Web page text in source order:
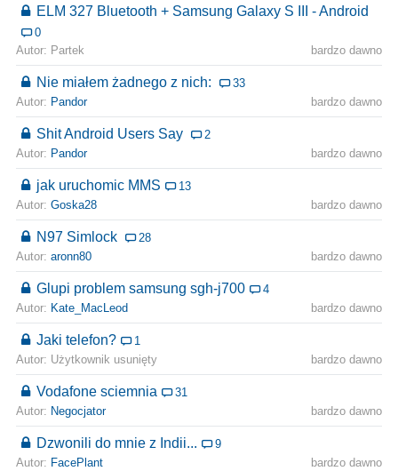
ELM 327 Bluetooth + Samsung Galaxy S III - Android
0
Autor: Partek
bardzo dawno
Nie miałem żadnego z nich:
33
Autor: Pandor bardzo dawno
Shit Android Users Say
2
Autor: Pandor bardzo dawno
jak uruchomic MMS
13
Autor: Goska28 bardzo dawno
N97 Simlock
28
Autor: aronn80 bardzo dawno
Glupi problem samsung sgh-j700
4
Autor: Kate_MacLeod bardzo dawno
Jaki telefon?
1
Autor: Użytkownik usunięty
bardzo dawno
Vodafone sciemnia
31
Autor: Negocjator bardzo dawno
Dzwonili do mnie z Indii...
9
Autor: FacePlant bardzo dawno